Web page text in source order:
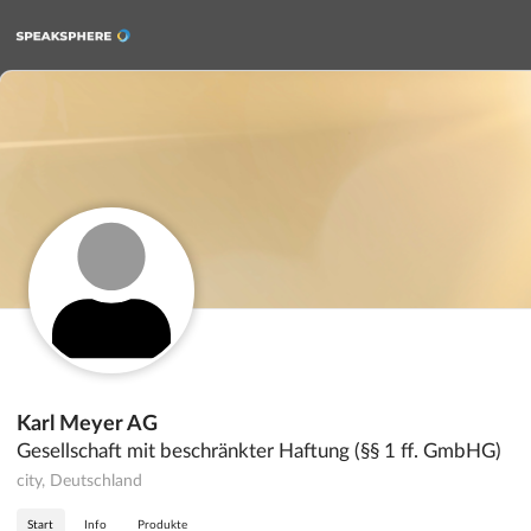
Karl Meyer AG
Gesellschaft mit beschränkter Haftung (§§ 1 ff. GmbHG)
city, Deutschland
Start Info Produkte